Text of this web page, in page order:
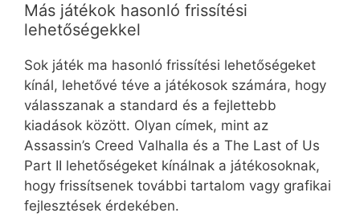
Más játékok hasonló frissítési
lehetőségekkel
Sok játék ma hasonló frissítési lehetőségeket
kínál, lehetővé téve a játékosok számára, hogy
válasszanak a standard és a fejlettebb
kiadások között. Olyan címek, mint az
Assassin’s Creed Valhalla és a The Last of Us
Part II lehetőségeket kínálnak a játékosoknak,
hogy frissítsenek további tartalom vagy grafikai
fejlesztések érdekében.